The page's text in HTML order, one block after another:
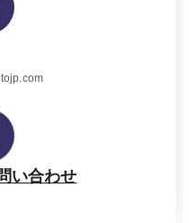
い合わせ